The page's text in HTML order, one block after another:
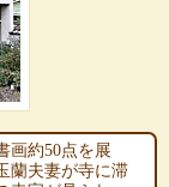
画約50点を展
蘭夫妻が寺に滞